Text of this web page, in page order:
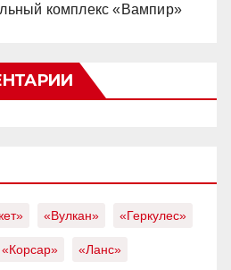
комплекс «Вампир»
«Вулкан» «Геркулес»
«Корсар» «Ланс»